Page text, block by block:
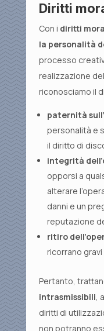
Diritti
Con i diritti
la personalità
processo
realizzazione
riconosciamo il
paternità
personalità e
il diritto di
integrità
opporsi a
alterare
danni e un
reputazione
ritiro
ricorrano gravi
Pertanto,
intrasmissibili,
diritti di
non potranno